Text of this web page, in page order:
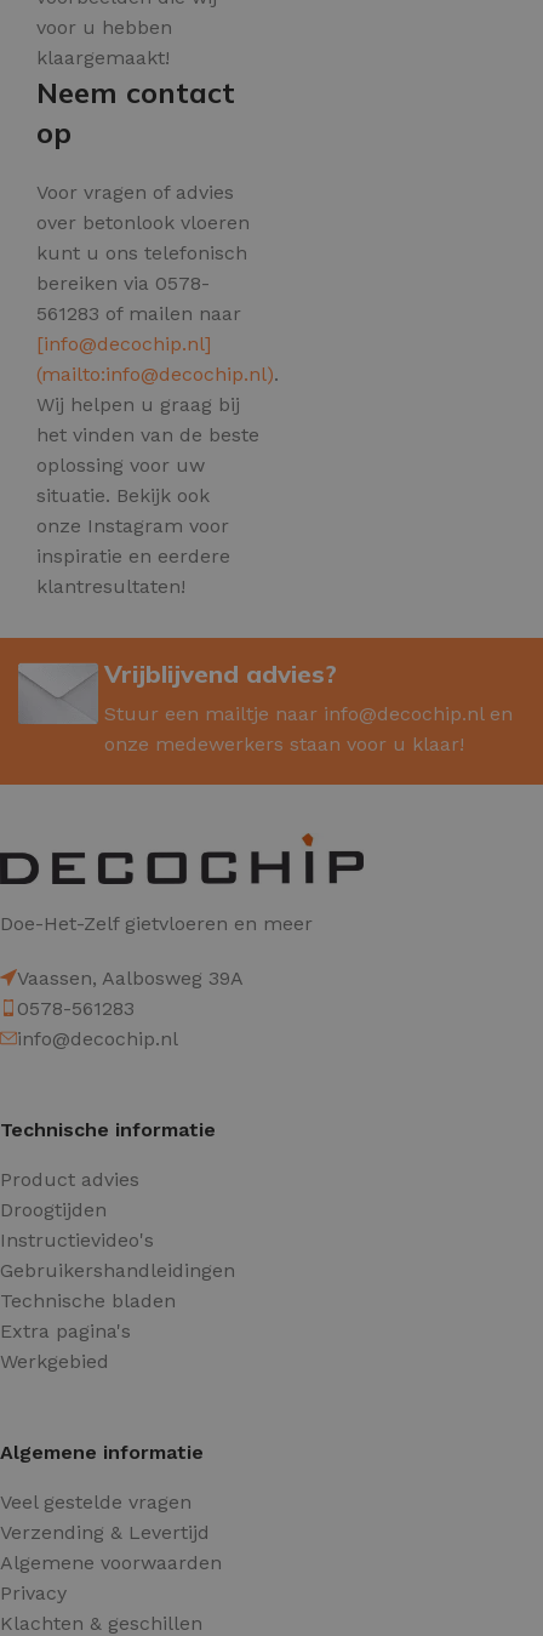
voor u hebben
klaargemaakt!
Neem contact
op
Voor vragen of advies
over betonlook vloeren
kunt u ons telefonisch
bereiken via 0578-
561283 of mailen naar
[info@decochip.nl]
(mailto:info@decochip.nl).
Wij helpen u graag bij
het vinden van de beste
oplossing voor uw
situatie. Bekijk ook
onze Instagram voor
inspiratie en eerdere
klantresultaten!
Vrijblijvend advies?
Stuur een mailtje naar info@decochip.nl en
onze medewerkers staan voor u klaar!
Doe-Het-Zelf gietvloeren en meer
Vaassen, Aalbosweg 39A
0578-561283
info@decochip.nl
Technische informatie
Product advies
Droogtijden
Instructievideo's
Gebruikershandleidingen
Technische bladen
Extra pagina's
Werkgebied
Algemene informatie
Veel gestelde vragen
Verzending & Levertijd
Algemene voorwaarden
Privacy
Klachten & geschillen